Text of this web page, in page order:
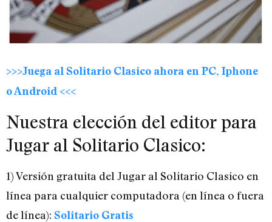
>>>Juega al Solitario Clasico ahora en PC, Iphone
o Android <<<
Nuestra elección del editor para
Jugar al Solitario Clasico:
1) Versión gratuita del Jugar al Solitario Clasico en
línea para cualquier computadora (en línea o fuera
de línea): Solitario Gratis